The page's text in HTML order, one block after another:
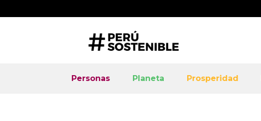
Personas Planeta Prosperidad